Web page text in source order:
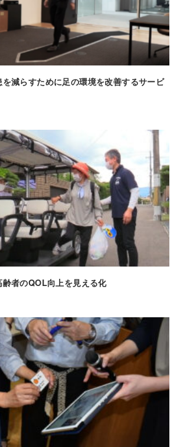
減らすために足の環境を改善するサービ
者のQOL向上を見える化